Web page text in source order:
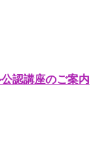
認講座のご案内